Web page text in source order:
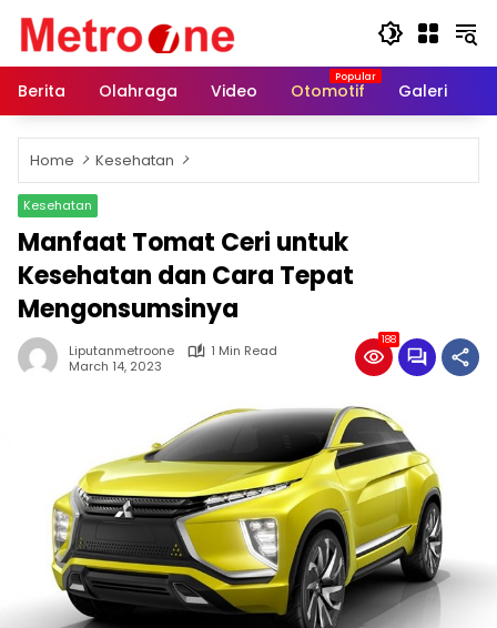
content
Berita
Olahraga Video Otomotif Galeri
Home Kesehatan
Kesehatan
Manfaat Tomat Ceri untuk
Kesehatan dan Cara Tepat
Mengonsumsinya
Liputanmetroone
1 Min Read
March 14, 2023
188